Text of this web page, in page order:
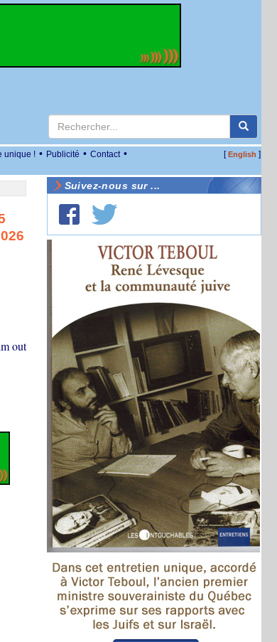
unique ! • Publicité • Contact • [English ]
out
Suivez-nous sur ...